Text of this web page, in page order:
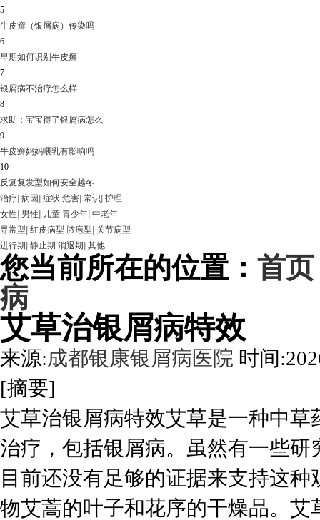
5
牛皮癣（银屑病）传染吗
6
早期如何识别牛皮癣
7
银屑病不治疗怎么样
8
求助：宝宝得了银屑病怎么
9
牛皮癣妈妈喂乳有影响吗
10
反复复发型如何安全越冬
治疗 病因 症状 危害 常识 护理
女性 男性 儿童 青少年 中老年
寻常型 红皮病型 脓疱型 关节病型
进行期 静止期 消退期 其他
您当前所在的位置： 首页
病
艾草治银屑病特效
来源:成都银康银屑病医院 时间
[摘要]
艾草治银屑病特效艾草是一种中
治疗，包括银屑病。虽然有一些
目前还没有足够的证据来支持这
物艾蒿的叶子和花序的干燥品。